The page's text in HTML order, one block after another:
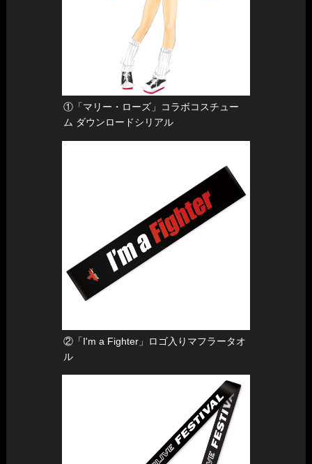
-対戦中の出場者への妨害行為（視覚妨害、接触行為）
-迷惑行為（暴力行為、威嚇的な行動、脅迫的な言動、誹
-ゲームプレイの妨害（故意のゲーム機の破壊、電源操作、
ゲーム内のポーズ機能乱用）
・対戦開始時間に指定場所にいなかった出場者は失格となり、
対戦相手の勝利になります。プレイヤーは試合開始時間の
開始、試合中の不正行為の監視、中断された試合の回復、
各試合の結果の記録を行います。各試合進行において、全
ての判断は審判に従うものとします。
・試合中の出場者へのコーチングは禁止されています。
ハードウェア、ソフトウェアの不具合発生時について
・レバー等の不具合が発生した場合、挙手の上、審判にその
旨を申告し試合を中断することができます。 その際ボタ
ン、レバー等の不具合があった場合、中断時点の取得ラ
・ゲーム機のエラー、電源の停止など外部の要因によって試
・プレイヤーが試合を不必要に中断させた場合、申告したプ
レイヤー側が１ラウンド敗北とします。
・ボタン及びレバー が「効かない」といった明らかな故障以
外の場合は、申告した出場者側が申告したラウンドにお
※ 会場までの交通費などは参加者でご負担下さい。
※ 持ち込まれる小道具による事故やトラブルについては、当
社では責任を負いかねますのでご了承ください。
※ お申し込みはお一人様１回までとなります。
※ 本選参加通知は書類審査を通過した方のみ発送致します。
※ 当日の参加方法などは本選参加通知にてご案内致します。
※ コラボレーション及びゲストキャラクターのコスプレは選
考外となる場合がございます。
※ お預かりした個人情報は当イベントの運営のためにのみ使
応募者の情報は、当社のコーエーテクモグループの個人情
報保護方針に即して適切に管理し、当社が必要と判断する
期間保管させていただきます。情報の提供と開示につきま
しては、法令に基づいて司法、行政、またはこれに類する
意なく個人情報を第三者に提供、開示することはありませ
7月24日(金)～7月29日(水)18:00までに公式サイトに
て掲載し、WEB投票を行います。
『DEAD OR ALIVE FESTIVAL』会場にて、事前にお
送りいただいた写真を掲示し、来場者による投票を行
います。
ステージ審
8月1日(土)に行われるフォトコンテストステージにお
① テーマに沿ったフォトが対象となります。
②『DEAD OR ALIVE 5 Last Round』のウォッチモードまたは
ムービーシアターでのスクリーンショットをお送りくださ
④ 応募の際、本文中に投稿部門名、写真のタイトル名をご記
入ください。
⑥ 応募者の年齢は17歳以上の方に限られます。
①「マリー・ローズ」コラボコスチュー
ム ダウンロードシリアル
②「I'm a Fighter」ロゴ入りマフラータオ
ル